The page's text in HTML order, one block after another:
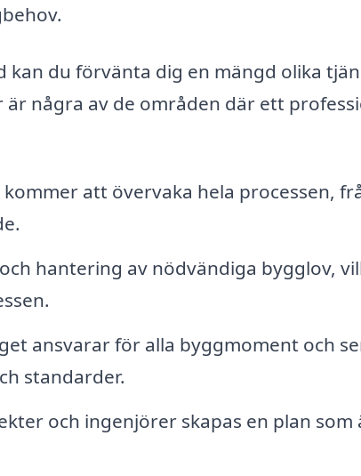
du förvänta dig en mängd olika
några av de områden där ett
att övervaka hela processen,
hantering av nödvändiga bygglov,
ansvarar för alla byggmoment och
standarder.
och ingenjörer skapas en plan som